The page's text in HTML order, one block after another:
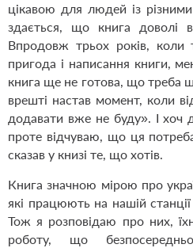
цікавою для людей із
здається, що книга доволі
Впродовж трьох років, коли
пригода і написання книги,
книга ще не готова, що треба
врешті настав момент, коли
додавати вже не буду». І
проте відчуваю, що ця
сказав у книзі те, що хотів.
Книга значною мірою про
які працюють на нашій
Тож я розповідаю про них,
роботу, що